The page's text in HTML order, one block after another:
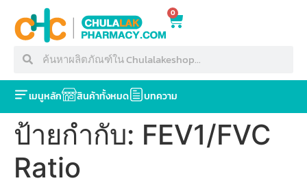
0
เมนูหลัก สินค้าทั้งหมด บทความ
ป้ายกำกับ: FEV1/FVC
Ratio